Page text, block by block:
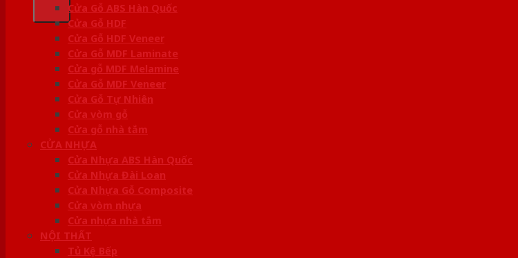
Cửa Gỗ ABS Hàn Quốc
Cửa Gỗ HDF
Cửa Gỗ HDF Veneer
Cửa Gỗ MDF Laminate
Cửa gỗ MDF Melamine
Cửa Gỗ MDF Veneer
Cửa Gỗ Tự Nhiên
Cửa vòm gỗ
Cửa gỗ nhà tắm
CỬA NHỰA
Cửa Nhựa ABS Hàn Quốc
Cửa Nhựa Đài Loan
Cửa Nhựa Gỗ Composite
Cửa vòm nhựa
Cửa nhựa nhà tắm
NỘI THẤT
Tủ Kệ Bếp